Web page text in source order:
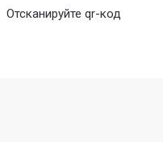
Отсканируйте qr-код